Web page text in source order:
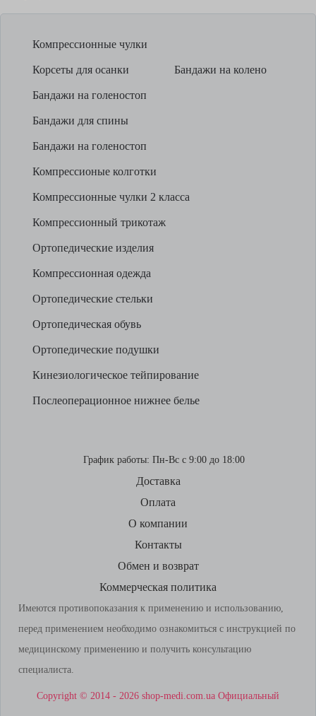
Компрессионные чулки
Корсеты для осанки Бандажи на колено
Бандажи на голеностоп
Бандажи для спины
Бандажи на голеностоп
Компрессионые колготки
Компрессионные чулки 2 класса
Компрессионный трикотаж
Ортопедические изделия
Компрессионная одежда
Ортопедические стельки
Ортопедическая обувь
Ортопедические подушки
Кинезиологическое тейпирование
Послеоперационное нижнее белье
График работы: Пн-Вс с 9:00 до 18:00
Доставка
Оплата
О компании
Контакты
Обмен и возврат
Коммерческая политика
Имеются противопоказания к применению и использованию,
перед применением необходимо ознакомиться с инструкцией по
медицинскому применению и получить консультацию
специалиста.
Copyright © 2014 - 2026 shop-medi.com.ua Официальный